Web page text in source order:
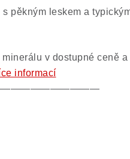
pěkným leskem a
v dostupné ceně a
informací